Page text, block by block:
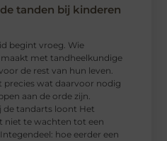
tanden bij kinderen
begint vroeg. Wie
met tandheelkundige
de rest van hun leven.
precies wat daarvoor nodig
aan de orde zijn.
de tandarts loont Het
niet te wachten tot een
hoe eerder een